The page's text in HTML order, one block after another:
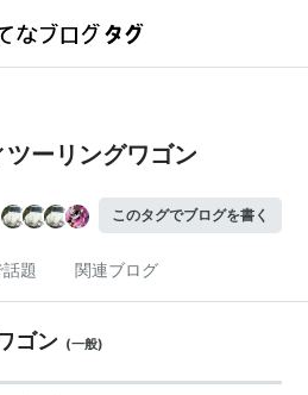
ツーリングワゴン
このタグでブログを書く
題 関連ブログ
ゴン (一般)